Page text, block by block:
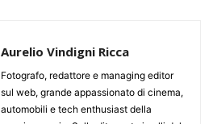
Aurelio Vindigni Ricca
Fotografo, redattore e managing editor
sul web, grande appassionato di cinema,
automobili e tech enthusiast della